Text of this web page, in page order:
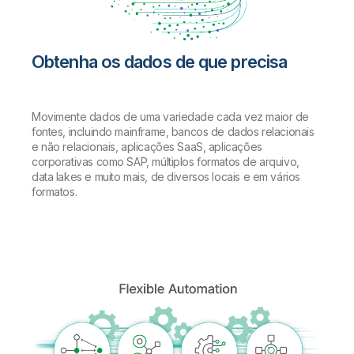
Obtenha os dados de que precisa
Movimente dados de uma variedade cada vez maior de
fontes, incluindo mainframe, bancos de dados relacionais
e não relacionais, aplicações SaaS, aplicações
corporativas como SAP, múltiplos formatos de arquivo,
data lakes e muito mais, de diversos locais e em vários
formatos.